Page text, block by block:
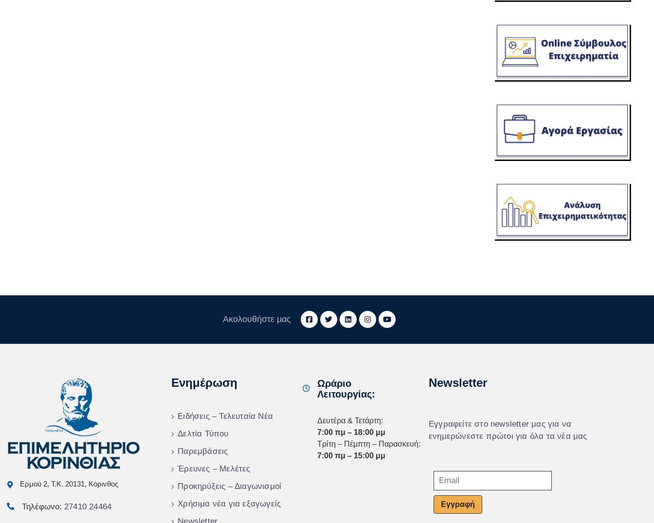
Ακολουθήστε μας
Ερμού 2, Τ.Κ. 20131, Κόρινθος
Τηλέφωνο: 27410 24464
Ενημέρωση
Ειδήσεις – Τελευταία Νέα
Δελτία Τύπου
Παρεμβάσεις
Έρευνες – Μελέτες
Προκηρύξεις – Διαγωνισμοί
Χρήσιμα νέα για εξαγωγείς
Ωράριο
Λειτουργίας:
Δευτέρα & Τετάρτη:
7:00 πμ – 18:00 μμ
Τρίτη – Πέμπτη – Παρασκευή:
7:00 πμ – 15:00 μμ
Newsletter
Εγγραφείτε στο newsletter μας για να
ενημερώνεστε πρώτοι για όλα τα νέα μας
Εγγραφή